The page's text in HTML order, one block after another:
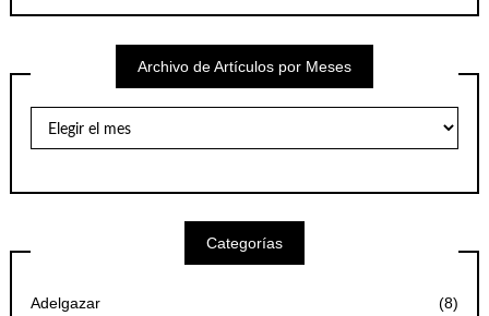
Archivo de Artículos por Meses
Artículos
Categorías
Adelgazar (8)